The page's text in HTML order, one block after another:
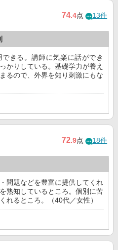
74.4点 13件
きる。講師に気楽に話ができ
かりしている。基礎学力が養え
るので、外界を知り刺激にもな
72.9点 18件
問題などを豊富に提供してくれ
熟知しているところ。個別に苦
れるところ。（40代／女性）